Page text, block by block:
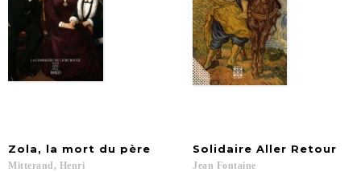
Zola, la mort du père
Mitterand, Henri
Solidaire Aller Retour
Jean Fontaine